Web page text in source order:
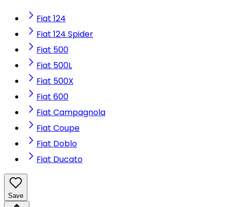
Fiat 124
Fiat 124 Spider
Fiat 500
Fiat 500L
Fiat 500X
Fiat 600
Fiat Campagnola
Fiat Coupe
Fiat Doblo
Fiat Ducato
Save